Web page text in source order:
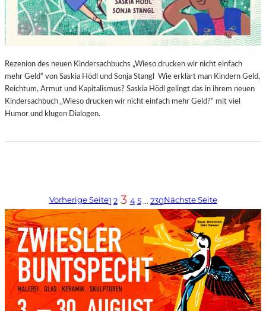
Rezenion des neuen Kindersachbuchs „Wieso drucken wir nicht einfach
mehr Geld“ von Saskia Hödl und Sonja Stangl Wie erklärt man Kindern Geld,
Reichtum, Armut und Kapitalismus? Saskia Hödl gelingt das in ihrem neuen
Kindersachbuch „Wieso drucken wir nicht einfach mehr Geld?“ mit viel
Humor und klugen Dialogen.
Vorherige Seite1 2 3 4 5 … 230Nächste Seite